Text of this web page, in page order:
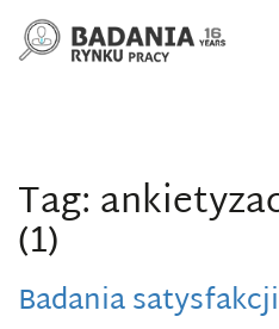
Tag:
(1)
Badania